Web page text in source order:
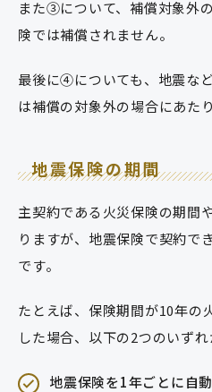
また③について、補償対象外
険では補償されません。
最後に④についても、地震な
は補償の対象外の場合にあたり
地震保険の期間
主契約である火災保険の期間
りますが、地震保険で契約で
です。
たとえば、保険期間が10年の
した場合、以下の2つのいずれ
地震保険を1年ごとに自